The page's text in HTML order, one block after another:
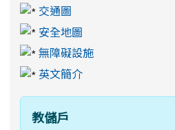
交通圖
安全地圖
無障礙設施
英文簡介
教儲戶